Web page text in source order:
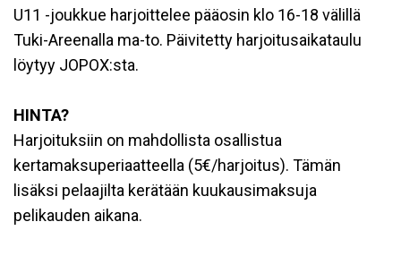
U11 -joukkue harjoittelee pääosin klo 16-18 välillä
Tuki-Areenalla ma-to. Päivitetty harjoitusaikataulu
löytyy JOPOX:sta.
HINTA?
Harjoituksiin on mahdollista osallistua
kertamaksuperiaatteella (5€/harjoitus). Tämän
lisäksi pelaajilta kerätään kuukausimaksuja
pelikauden aikana.